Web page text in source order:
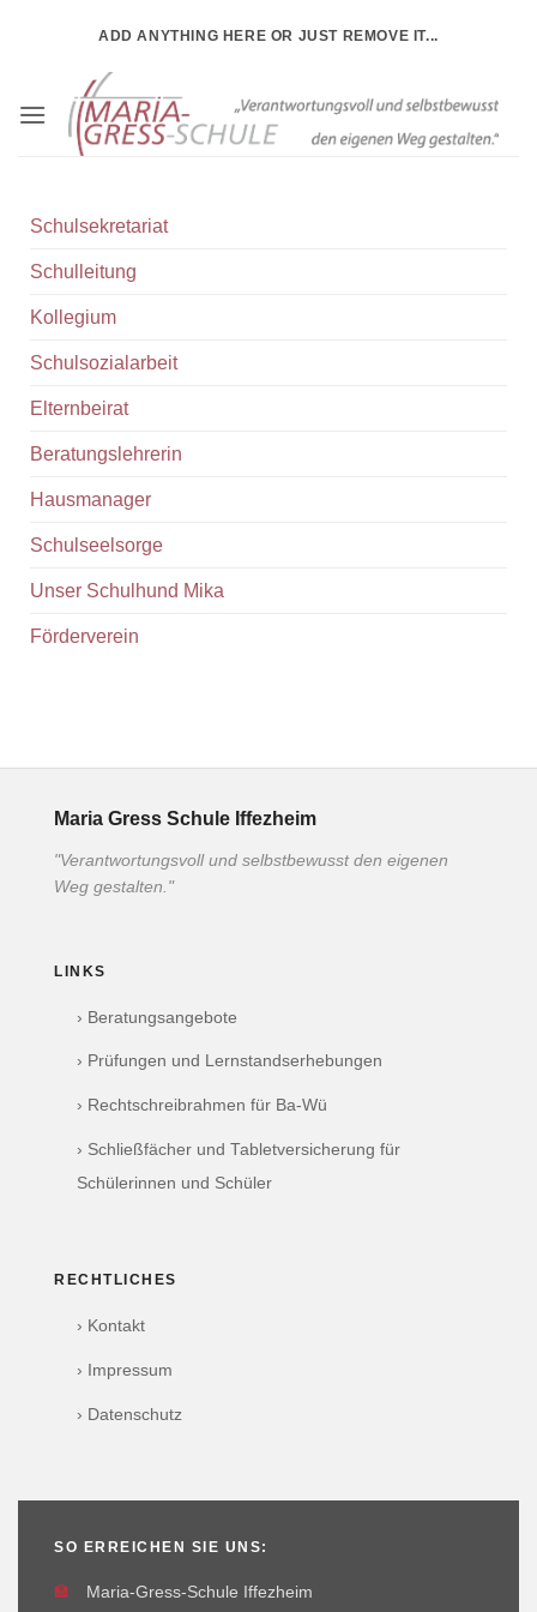
ADD ANYTHING HERE OR JUST REMOVE IT...
Schulsekretariat
Schulleitung
Kollegium
Schulsozialarbeit
Elternbeirat
Beratungslehrerin
Hausmanager
Schulseelsorge
Unser Schulhund Mika
Förderverein
Maria Gress Schule Iffezheim
"Verantwortungsvoll und selbstbewusst den eigenen
Weg gestalten."
LINKS
› Beratungsangebote
› Prüfungen und Lernstandserhebungen
› Rechtschreibrahmen für Ba-Wü
› Schließfächer und Tabletversicherung für
Schülerinnen und Schüler
RECHTLICHES
› Kontakt
› Impressum
› Datenschutz
SO ERREICHEN SIE UNS:
🏫 Maria-Gress-Schule Iffezheim